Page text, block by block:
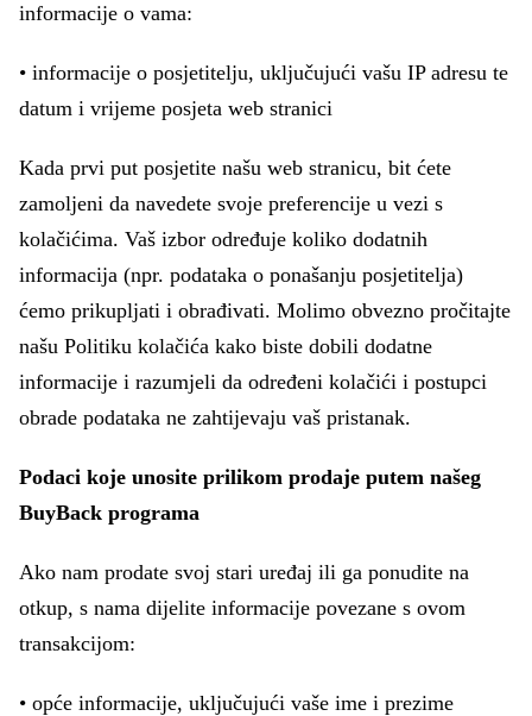
informacije o vama:
• informacije o posjetitelju, uključujući vašu IP adresu te
datum i vrijeme posjeta web stranici
Kada prvi put posjetite našu web stranicu, bit ćete
zamoljeni da navedete svoje preferencije u vezi s
kolačićima. Vaš izbor određuje koliko dodatnih
informacija (npr. podataka o ponašanju posjetitelja)
ćemo prikupljati i obrađivati. Molimo obvezno pročitajte
našu Politiku kolačića kako biste dobili dodatne
informacije i razumjeli da određeni kolačići i postupci
obrade podataka ne zahtijevaju vaš pristanak.
Podaci koje unosite prilikom prodaje putem našeg
BuyBack programa
Ako nam prodate svoj stari uređaj ili ga ponudite na
otkup, s nama dijelite informacije povezane s ovom
transakcijom:
• opće informacije, uključujući vaše ime i prezime